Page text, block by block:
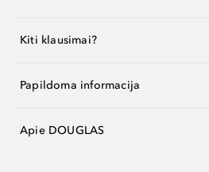
Kiti klausimai?
Papildoma informacija
Apie DOUGLAS